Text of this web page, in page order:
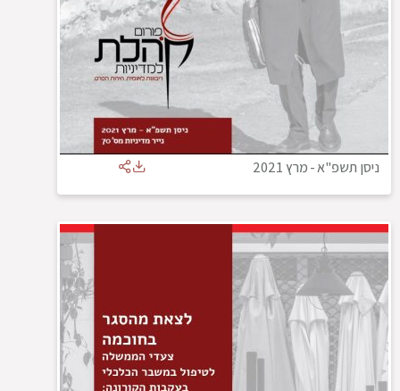
ניסן תשפ"א-מרץ 2021